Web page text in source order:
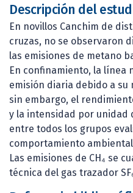
Descripción del
En novillos Canchim de
cruzas, no se observaron
las emisiones de metano
En confinamiento, la línea
emisión diaria debido a su
sin embargo, el
y la intensidad por unidad
entre todos los grupos
comportamiento
Las emisiones de CH₄ se
técnica del gas trazador